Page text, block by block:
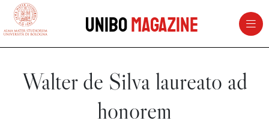
vai al contenuto della pagina
UniboMagazine
Walter de Silva laureato ad
honorem